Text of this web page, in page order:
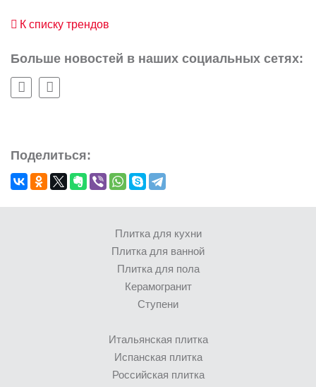
К списку трендов
Больше новостей в наших социальных сетях:
Поделиться:
Плитка для кухни
Плитка для ванной
Плитка для пола
Керамогранит
Ступени
Итальянская плитка
Испанская плитка
Российская плитка